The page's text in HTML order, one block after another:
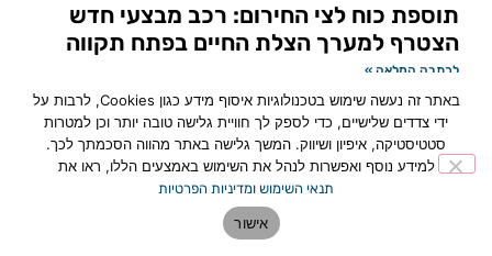
תוספת כוח לצי החירום: רכב מבצעי חדש
הצטרף למערך הצלת החיים בפתח תקווה
לכתבה המלאה »
באתר זה נעשה שימוש בטכנולוגיות איסוף מידע כגון Cookies, לרבות על
ידי צדדים שלישיים, כדי לספק לך חוויית גלישה טובה יותר וכן למטרות
סטטיסטיקה, איפיון ושיווק. המשך גלישה באתר מהווה הסכמתך לכך.
למידע נוסף ואפשרות לנהל את השימוש באמצעים הללו, ראו את
תנאי השימוש ומדיניות הפרטיות
אישור